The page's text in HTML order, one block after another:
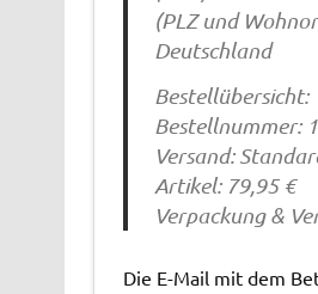
(PLZ und
Deutschland
Bestellübersicht:
Bestellnummer:
Versand:
Artikel: 79,95 €
Verpackung &
Die E-Mail mit dem